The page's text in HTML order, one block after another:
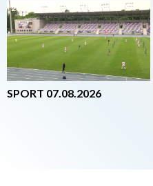
2026-08-07
SPORT 07.08.2026